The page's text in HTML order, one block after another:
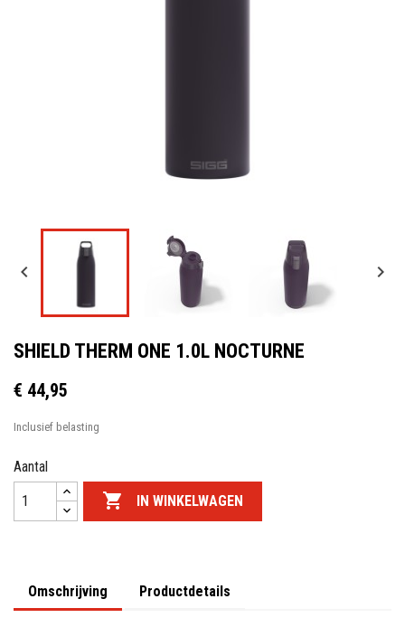
 
SHIELD THERM ONE 1.0L NOCTURNE
€ 44,95
Inclusief belasting
Aantal
 IN WINKELWAGEN
Omschrijving Productdetails